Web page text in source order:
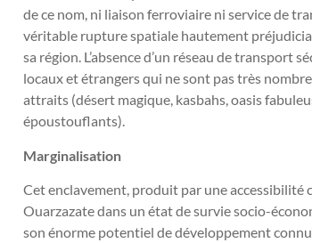
de ce nom, ni liaison ferroviaire ni service de
véritable rupture spatiale hautement
sa région. L’absence d’un réseau de
locaux et étrangers qui ne sont pas très
attraits (désert magique, kasbahs, oasis
époustouflants).
Marginalisation
Cet enclavement, produit par une accessibilité
Ouarzazate dans un état de survie socio-
son énorme potentiel de développement